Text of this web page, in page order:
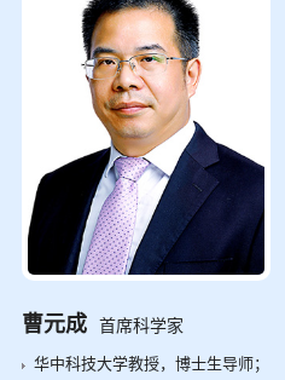
曹元成 首席科学家
华中科技大学教授，博士生导师；